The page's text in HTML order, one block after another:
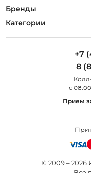
Гарантия
Оплата и доставка
О компании
Контакты
Бренды
Artelamp
Категории
Люстры
Уличные светильники
+7
8
с
Прием
© 2009 – 2026